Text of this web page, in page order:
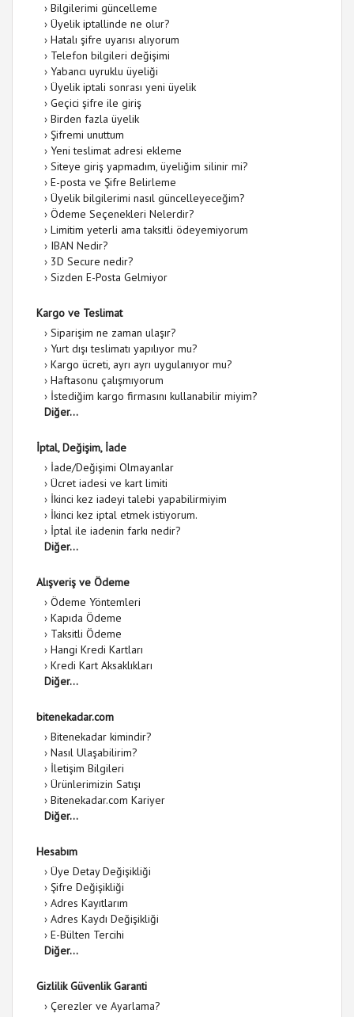
› Bilgilerimi güncelleme
› Üyelik iptallinde ne olur?
› Hatalı şifre uyarısı alıyorum
› Telefon bilgileri değişimi
› Yabancı uyruklu üyeliği
› Üyelik iptali sonrası yeni üyelik
› Geçici şifre ile giriş
› Birden fazla üyelik
› Şifremi unuttum
› Yeni teslimat adresi ekleme
› Siteye giriş yapmadım, üyeliğim silinir mi?
› E-posta ve Şifre Belirleme
› Üyelik bilgilerimi nasıl güncelleyeceğim?
› Ödeme Seçenekleri Nelerdir?
› Limitim yeterli ama taksitli ödeyemiyorum
› IBAN Nedir?
› 3D Secure nedir?
› Sizden E-Posta Gelmiyor
Kargo ve Teslimat
› Siparişim ne zaman ulaşır?
› Yurt dışı teslimatı yapılıyor mu?
› Kargo ücreti, ayrı ayrı uygulanıyor mu?
› Haftasonu çalışmıyorum
› İstediğim kargo firmasını kullanabilir miyim?
Diğer...
İptal, Değişim, İade
› İade/Değişimi Olmayanlar
› Ücret iadesi ve kart limiti
› İkinci kez iadeyi talebi yapabilirmiyim
› İkinci kez iptal etmek istiyorum.
› İptal ile iadenin farkı nedir?
Diğer...
Alışveriş ve Ödeme
› Ödeme Yöntemleri
› Kapıda Ödeme
› Taksitli Ödeme
› Hangi Kredi Kartları
› Kredi Kart Aksaklıkları
Diğer...
bitenekadar.com
› Bitenekadar kimindir?
› Nasıl Ulaşabilirim?
› İletişim Bilgileri
› Ürünlerimizin Satışı
› Bitenekadar.com Kariyer
Diğer...
Hesabım
› Üye Detay Değişikliği
› Şifre Değişikliği
› Adres Kayıtlarım
› Adres Kaydı Değişikliği
› E-Bülten Tercihi
Diğer...
Gizlilik Güvenlik Garanti
› Çerezler ve Ayarlama?